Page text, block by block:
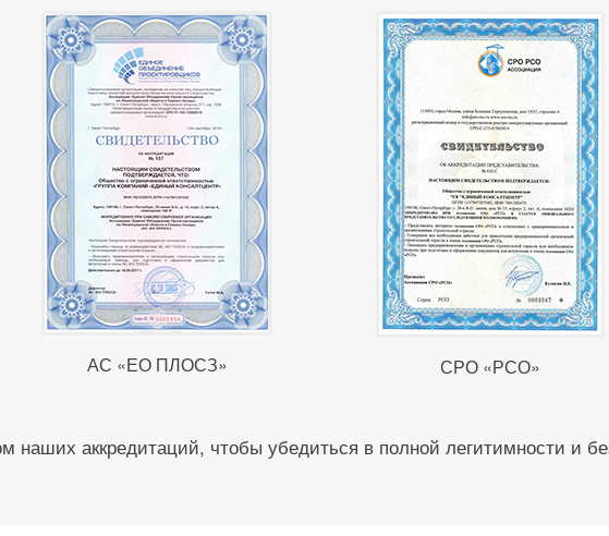
АС «ЕО ПЛОСЗ» СРО «РСО»
наших аккредитаций, чтобы убедиться в полной легитимности и